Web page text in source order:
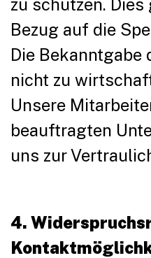
zu schützen.
Bezug auf die
Die Bekanntgabe
nicht zu
Unsere
beauftragten
uns zur
4.